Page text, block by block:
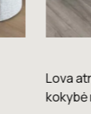
Lova
kokybė